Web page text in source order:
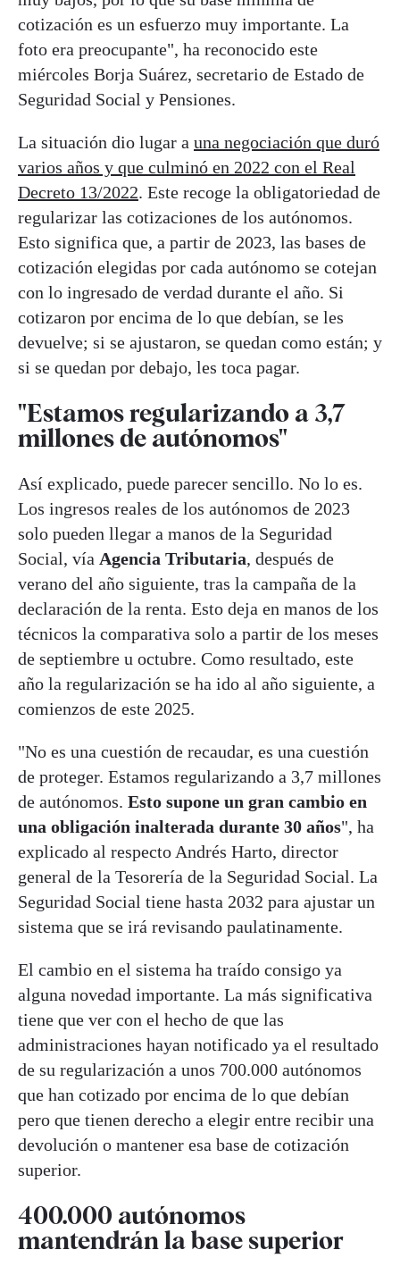
cotización es un esfuerzo muy importante. La
foto era preocupante", ha reconocido este
miércoles Borja Suárez, secretario de Estado de
Seguridad Social y Pensiones.
La situación dio lugar a una negociación que duró
varios años y que culminó en 2022 con el Real
Decreto 13/2022. Este recoge la obligatoriedad de
regularizar las cotizaciones de los autónomos.
Esto significa que, a partir de 2023, las bases de
cotización elegidas por cada autónomo se cotejan
con lo ingresado de verdad durante el año. Si
cotizaron por encima de lo que debían, se les
devuelve; si se ajustaron, se quedan como están; y
si se quedan por debajo, les toca pagar.
"Estamos regularizando a 3,7
millones de autónomos"
Así explicado, puede parecer sencillo. No lo es.
Los ingresos reales de los autónomos de 2023
solo pueden llegar a manos de la Seguridad
Social, vía Agencia Tributaria, después de
verano del año siguiente, tras la campaña de la
declaración de la renta. Esto deja en manos de los
técnicos la comparativa solo a partir de los meses
de septiembre u octubre. Como resultado, este
año la regularización se ha ido al año siguiente, a
comienzos de este 2025.
"No es una cuestión de recaudar, es una cuestión
de proteger. Estamos regularizando a 3,7 millones
de autónomos. Esto supone un gran cambio en
una obligación inalterada durante 30 años", ha
explicado al respecto Andrés Harto, director
general de la Tesorería de la Seguridad Social. La
Seguridad Social tiene hasta 2032 para ajustar un
sistema que se irá revisando paulatinamente.
El cambio en el sistema ha traído consigo ya
alguna novedad importante. La más significativa
tiene que ver con el hecho de que las
administraciones hayan notificado ya el resultado
de su regularización a unos 700.000 autónomos
que han cotizado por encima de lo que debían
pero que tienen derecho a elegir entre recibir una
devolución o mantener esa base de cotización
superior.
400.000 autónomos
mantendrán la base superior